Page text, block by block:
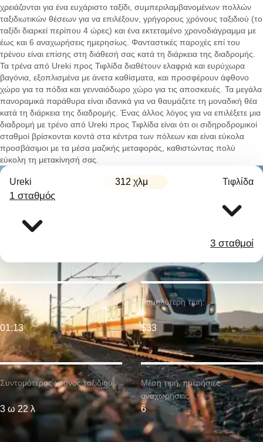
χρειάζονται για ένα ευχάριστο ταξίδι, συμπεριλαμβανομένων πολλών
ταξιδιωτικών θέσεων για να επιλέξουν, γρήγορους χρόνους ταξιδιού (το
ταξίδι διαρκεί περίπου 4 ώρες) και ένα εκτεταμένο χρονοδιάγραμμα με
έως και 6 αναχωρήσεις ημερησίως. Φανταστικές παροχές επί του
τρένου είναι επίσης στη διάθεσή σας κατά τη διάρκεια της διαδρομής.
Τα τρένα από Ureki προς Τιφλίδα διαθέτουν ελαφριά και ευρύχωρα
βαγόνια, εξοπλισμένα με άνετα καθίσματα, και προσφέρουν άφθονο
χώρο για τα πόδια και γενναιόδωρο χώρο για τις αποσκευές. Τα μεγάλα
πανοραμικά παράθυρα είναι ιδανικά για να θαυμάζετε τη μοναδική θέα
κατά τη διάρκεια της διαδρομής. Ένας άλλος λόγος για να επιλέξετε μια
διαδρομή με τρένο από Ureki προς Τιφλίδα είναι ότι οι σιδηροδρομικοί
σταθμοί βρίσκονται κοντά στα κέντρα των πόλεων και είναι εύκολα
προσβάσιμοι με τα μέσα μαζικής μεταφοράς, καθιστώντας πολύ
εύκολη τη μετακίνησή σας.
Ureki 312 χλμ Τιφλίδα
1 σταθμός
3 σταθμοί
Συντομότερος χρόνος ταξιδιού:
3 ω 22 λ
Η νωρίτερη αναχώρηση:
01:13
Χαμηλότερη τιμή:
$33
Μέση τιμή. ημερήσιες
αναχωρήσεις:
6